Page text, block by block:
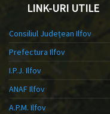
LINK-URI UTILE
Consiliul Județean Ilfov
Prefectura Ilfov
I.P.J. Ilfov
ANAF Ilfov
A.P.M. Ilfov